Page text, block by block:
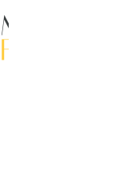
naar
de